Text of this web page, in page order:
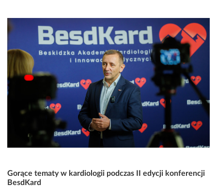
Gorące tematy w kardiologii podczas II edycji konferencji
BesdKard